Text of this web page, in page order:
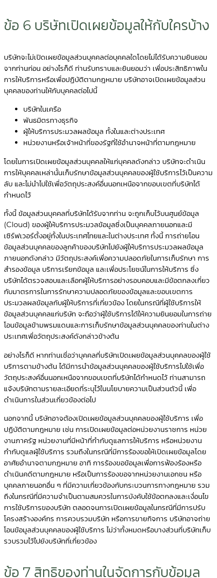
ข้อ 6 บริษัทเปิดเผยข้อมูลให้กับใครบ้าง
บริษัทจะไม่เปิดเผยข้อมูลส่วนบุคคลต่อบุคคลใดโดยไม่ได้รับความยินยอม
จากท่านก่อน อย่างไรก็ดี ท่านรับทราบและยินยอมว่า เพื่อประสิทธิภาพใน
การให้บริการหรือเพื่อปฏิบัติตามกฎหมาย บริษัทอาจเปิดเผยข้อมูลส่วน
บุคคลของท่านให้กับบุคคลต่อไปนี้
บริษัทในเครือ
พันธมิตรทางธุรกิจ
ผู้ให้บริการประมวลผลข้อมูล ทั้งในและต่างประเทศ
หน่วยงานหรือเจ้าหน้าที่ของรัฐที่ใช้อำนาจหน้าที่ตามกฎหมาย
โดยในการเปิดเผยข้อมูลส่วนบุคคลให้แก่บุคคลดังกล่าว บริษัทจะดำเนิน
การให้บุคคลเหล่านั้นเก็บรักษาข้อมูลส่วนบุคคลของผู้ใช้บริการไว้เป็นความ
ลับ และไม่นำไปใช้เพื่อวัตถุประสงค์อื่นนอกเหนือจากขอบเขตที่บริษัทได้
กำหนดไว้
ทั้งนี้ ข้อมูลส่วนบุคคลที่บริษัทได้รับจากท่าน จะถูกเก็บไว้บนศูนย์ข้อมูล
(Cloud) ของผู้ให้บริการประมวลข้อมูลซึ่งเป็นบุคคลภายนอกและมี
เซิร์ฟเวอร์ตั้งอยู่ทั้งในประเทศไทยและในต่างประเทศ ทั้งนี้ การถ่ายโอน
ข้อมูลส่วนบุคคลของลูกค้าของบริษัทไปยังผู้ให้บริการประมวลผลข้อมูล
ภายนอกดังกล่าว มีวัตถุประสงค์เพื่อความปลอดภัยในการเก็บรักษา การ
สำรองข้อมูล บริการเรียกข้อมูล และเพื่อประโยชน์ในการให้บริการ ซึ่ง
บริษัทได้ตรวจสอบและเลือกผู้ให้บริการอย่างรอบคอบและมีข้อตกลงเกี่ยว
กับมาตรการในการรักษาความปลอดภัยของข้อมูลและขอบเขตการ
ประมวลผลข้อมูลกับผู้ให้บริการที่เกี่ยวข้อง โดยในกรณีที่ผู้ใช้บริการให้
ข้อมูลส่วนบุคคลแก่บริษัท จะถือว่าผู้ใช้บริการได้ให้ความยินยอมในการถ่าย
โอนข้อมูลข้ามพรมแดนและการเก็บรักษาข้อมูลส่วนบุคคลของท่านในต่าง
ประเทศเพื่อวัตถุประสงค์ดังกล่าวข้างต้น
อย่างไรก็ดี หากท่านเชื่อว่าบุคคลที่บริษัทเปิดเผยข้อมูลส่วนบุคคลของผู้ใช้
บริการตามข้างต้น ได้มีการนำข้อมูลส่วนบุคคลของผู้ใช้บริการไปใช้เพื่อ
วัตถุประสงค์อื่นนอกเหนือจากขอบเขตที่บริษัทได้กำหนดไว้ ท่านสามารถ
แจ้งบริษัทตามรายละเอียดที่ระบุไว้ในนโยบายความเป็นส่วนตัวนี้ เพื่อ
ดำเนินการในส่วนเกี่ยวข้องต่อไป
นอกจากนี้ บริษัทอาจต้องเปิดเผยข้อมูลส่วนบุคคลของผู้ใช้บริการ เพื่อ
ปฏิบัติตามกฎหมาย เช่น การเปิดเผยข้อมูลต่อหน่วยงานราชการ หน่วย
งานภาครัฐ หน่วยงานที่มีหน้าที่กำกับดูแลการให้บริการ หรือหน่วยงาน
กำกับดูแลผู้ใช้บริการ รวมถึงในกรณีที่มีการร้องขอให้เปิดเผยข้อมูลโดย
อาศัยอำนาจตามกฎหมาย อาทิ การร้องขอข้อมูลเพื่อการฟ้องร้องหรือ
ดำเนินคดีตามกฎหมาย หรือเป็นการร้องขอจากหน่วยงานเอกชน หรือ
บุคคลภายนอกอื่น ๆ ที่มีความเกี่ยวข้องกับกระบวนการทางกฎหมาย รวม
ถึงในกรณีที่มีความจำเป็นตามสมควรในการบังคับใช้ข้อตกลงและเงื่อนไข
การใช้บริการของบริษัท ตลอดจนการเปิดเผยข้อมูลในกรณีที่มีการปรับ
โครงสร้างองค์กร การควบรวมบริษัท หรือการขายกิจการ บริษัทอาจถ่าย
โอนข้อมูลส่วนบุคคลของผู้ใช้บริการ ไม่ว่าทั้งหมดหรือบางส่วนที่บริษัทเก็บ
รวบรวมไว้ไปยังบริษัทที่เกี่ยวข้อง
ข้อ 7 สิทธิของท่านในจัดการกับข้อมูล